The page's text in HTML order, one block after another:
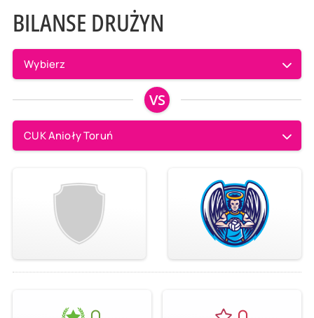
BILANSE DRUŻYN
Wybierz
VS
CUK Anioły Toruń